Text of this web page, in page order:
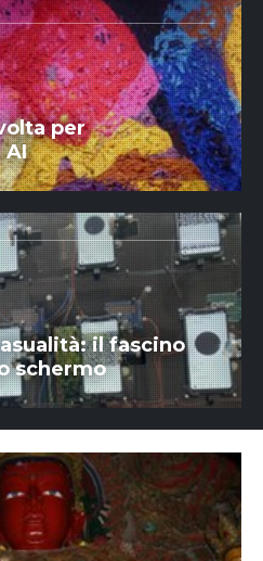
per
AI
il fascino
schermo